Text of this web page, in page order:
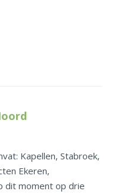
Kapellen, Stabroek,
Ekeren,
dit moment op drie